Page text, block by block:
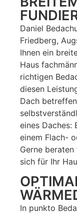
Daniel
Friedberg,
Ihnen ein
Haus
richtigen
diesen
Dach
eines Daches:
einem Flach-
Gerne
sich für Ihr
In punkto